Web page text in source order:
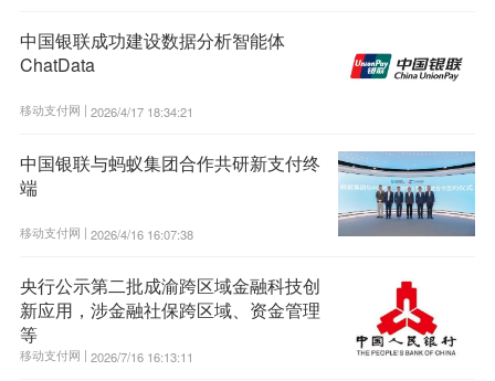
中国银联成功建设数据分析智能体
ChatData
移动支付网 | 2026/4/17 18:34:21
中国银联与蚂蚁集团合作共研新支付终
端
移动支付网 | 2026/4/16 16:07:38
央行公示第二批成渝跨区域金融科技创
新应用，涉金融社保跨区域、资金管理
等
移动支付网 | 2026/7/16 16:13:11